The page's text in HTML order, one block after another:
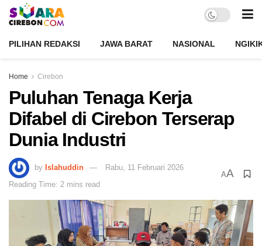
PILIHAN REDAKSI JAWA BARAT NASIONAL
Home Cirebon
Puluhan Tenaga Kerja
Difabel di Cirebon Terserap
Dunia Industri
by Islahuddin
Rabu, 11 Februari 2026
Reading Time: 2 mins read
AA